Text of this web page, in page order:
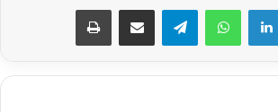
واتس آپ تلگرام اشتراک گذاری از طریق ایمیل چاپ